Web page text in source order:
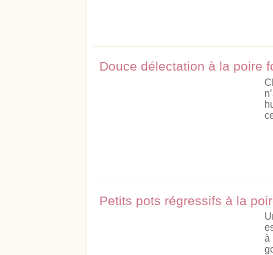
Douce délectation à la poire
Petits pots régressifs à la
à